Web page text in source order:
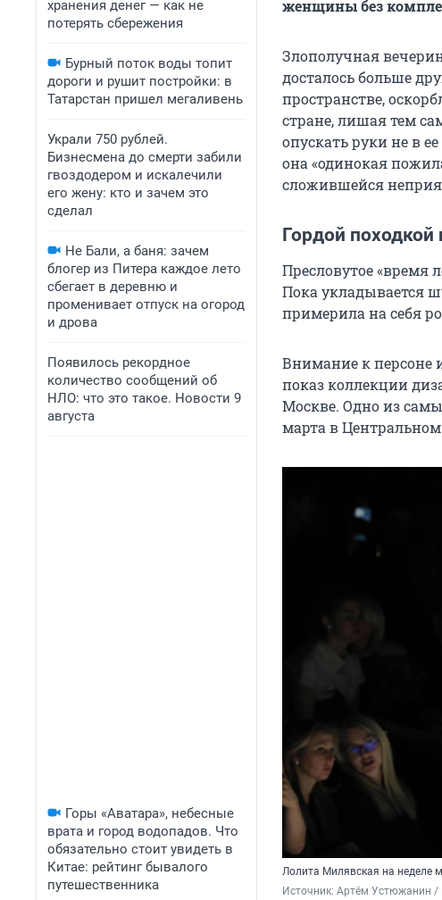
хранения денег — как не
потерять сбережения
Бурный поток воды топит
дороги и рушит постройки: в
Татарстан пришел мегаливень
Украли 750 рублей.
Бизнесмена до смерти забили
гвоздодером и искалечили
его жену: кто и зачем это
сделал
Не Бали, а баня: зачем
блогер из Питера каждое лето
сбегает в деревню и
променивает отпуск на огород
и дрова
Появилось рекордное
количество сообщений об
НЛО: что это такое. Новости 9
августа
Горы «Аватара», небесные
врата и город водопадов. Что
обязательно стоит увидеть в
Китае: рейтинг бывалого
путешественника
женщины без
Злополучная
досталось больше
пространстве,
стране, лишая тем
опускать руки не в
она «одинокая
сложившейся
Гордой походкой
Пресловутое «время
Пока укладывается
примерила на себя
Внимание к персоне
показ коллекции
Москве. Одно из
марта в
Лолита Милявская на неделе
Источник: Артём Устюжанин /